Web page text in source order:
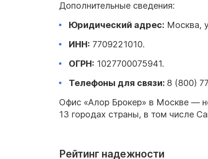
Дополнительные сведения:
Юридический адрес: Москва,
ИНН: 7709221010.
ОГРН: 1027700075941.
Телефоны для связи: 8 (800)
Офис «Алор Брокер» в Москве —
13 городах страны, в том числе
Рейтинг надежности